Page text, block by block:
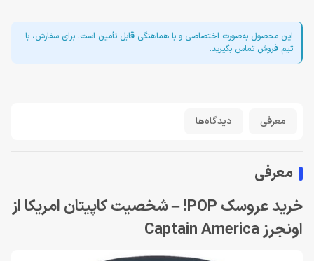
این محصول به‌صورت اختصاصی و با هماهنگی قابل تأمین است. برای سفارش، با
تیم فروش تماس بگیرید.
معرفی دیدگاه‌ها
معرفی
خرید عروسک POP! – شخصیت کاپیتان امریکا از
اونجرز Captain America